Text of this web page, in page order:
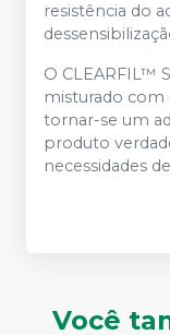
resistência do
O CLEARFIL™
misturado com
tornar-se um
produto
necessidades
Você